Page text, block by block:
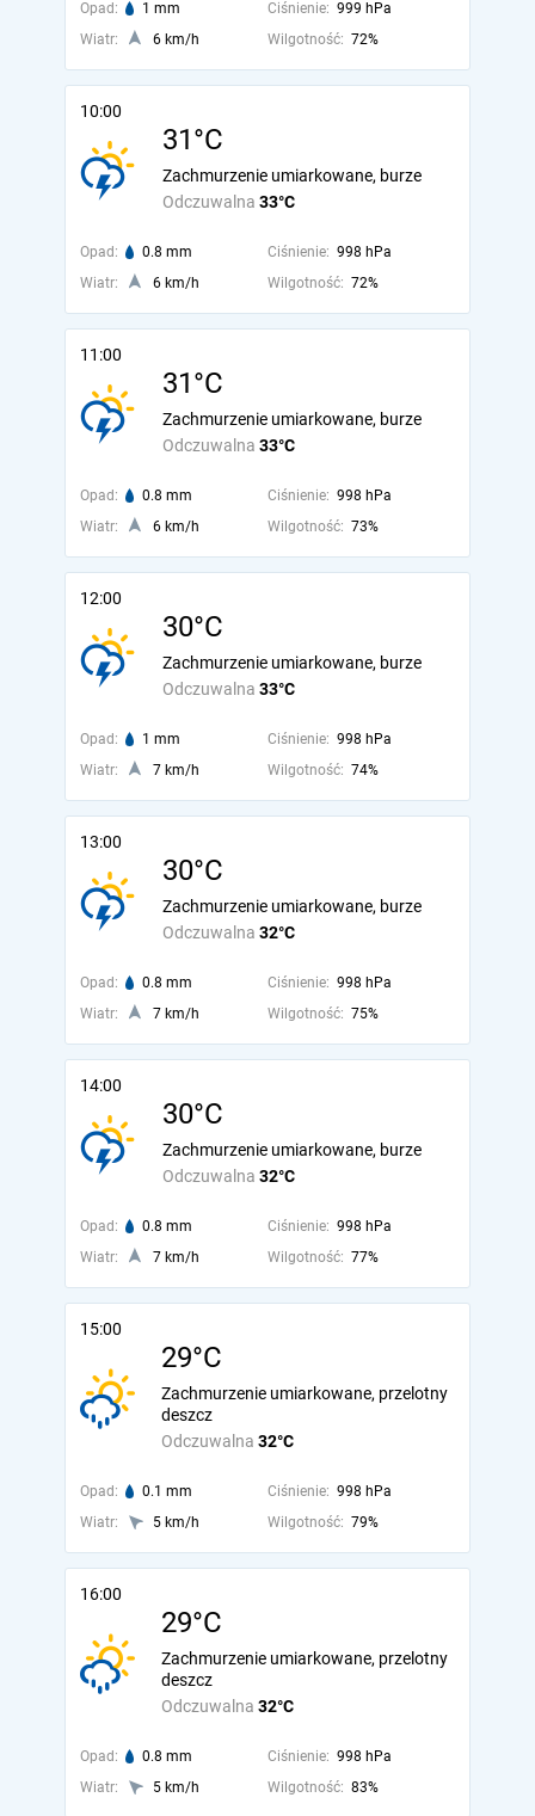
Opad: 1 mm Ciśnienie: 999 hPa
Wiatr:
6 km/h Wilgotność: 72%
10:00
31°C
Odczuwalna 33°C
Zachmurzenie umiarkowane, burze
Opad: 0.8 mm Ciśnienie: 998 hPa
Wiatr:
6 km/h Wilgotność: 72%
11:00
31°C
Odczuwalna 33°C
Zachmurzenie umiarkowane, burze
Opad: 0.8 mm Ciśnienie: 998 hPa
Wiatr:
6 km/h Wilgotność: 73%
12:00
30°C
Odczuwalna 33°C
Zachmurzenie umiarkowane, burze
Opad: 1 mm Ciśnienie: 998 hPa
Wiatr:
7 km/h Wilgotność: 74%
13:00
30°C
Odczuwalna 32°C
Zachmurzenie umiarkowane, burze
Opad: 0.8 mm Ciśnienie: 998 hPa
Wiatr:
7 km/h Wilgotność: 75%
14:00
30°C
Odczuwalna 32°C
Zachmurzenie umiarkowane, burze
Opad: 0.8 mm Ciśnienie: 998 hPa
Wiatr:
7 km/h Wilgotność: 77%
15:00
29°C
Odczuwalna 32°C
Zachmurzenie umiarkowane, przelotny
deszcz
Opad: 0.1 mm Ciśnienie: 998 hPa
Wiatr:
5 km/h Wilgotność: 79%
16:00
29°C
Odczuwalna 32°C
Zachmurzenie umiarkowane, przelotny
deszcz
Opad: 0.8 mm Ciśnienie: 998 hPa
Wiatr:
5 km/h Wilgotność: 83%